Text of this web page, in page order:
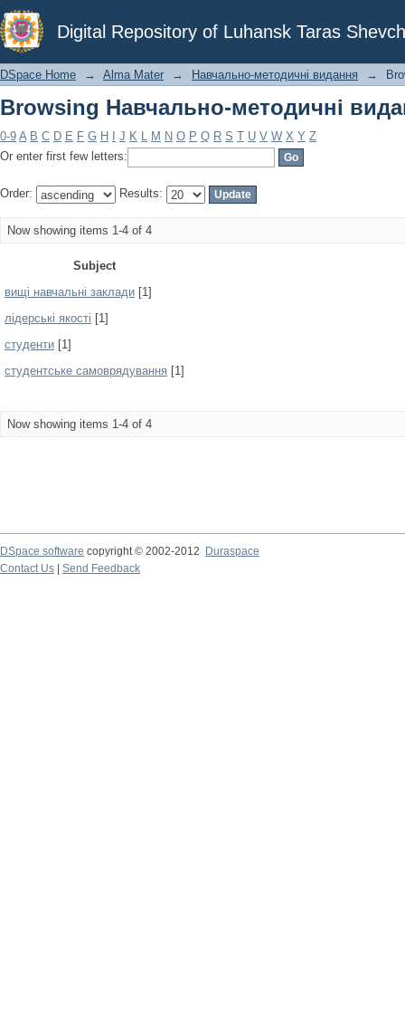
Digital Repository of Luhansk Taras
Browsing Навчально-методичні
DSpace Home → Alma Mater → Навчально-методичні видання →
Browsing Навчально-методичні
0-9 A B C D E F G H J K L M N O P Q R S T U V W X Y Z
Or enter first few letters:
Order: Results:
Now showing items 1-4 of 4
Subject
вищі навчальні заклади [1]
лідерські якості [1]
студенти [1]
студентське самоврядування [1]
Now showing items 1-4 of 4
DSpace software copyright © 2002-2012
Duraspace
Contact Us
Send Feedback